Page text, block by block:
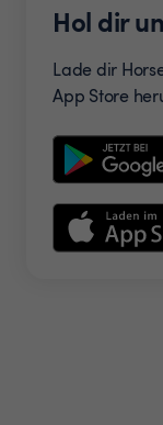
Hol dir
Lade dir
App Store